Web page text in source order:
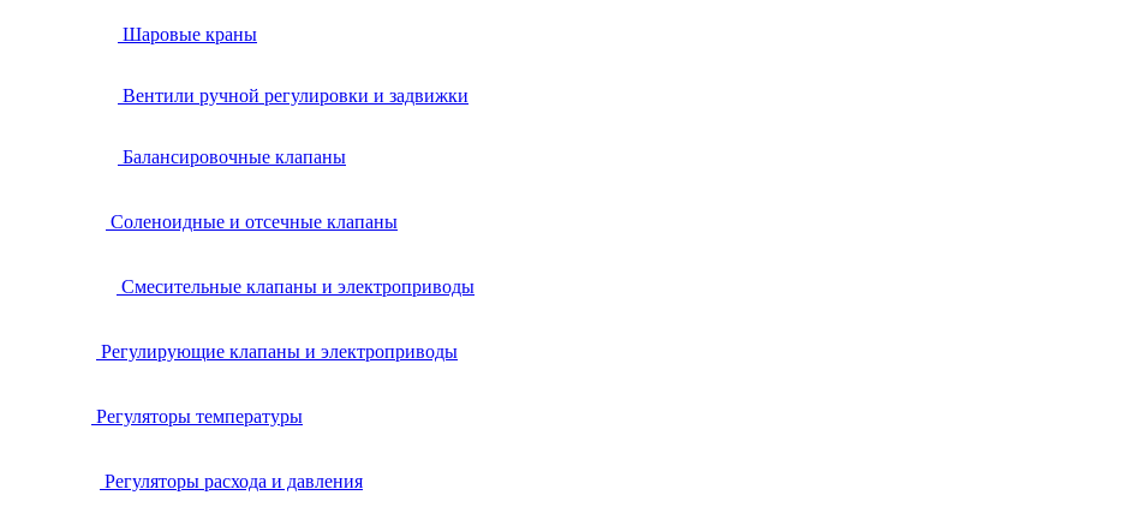
Шаровые краны
Вентили ручной регулировки и задвижки
Балансировочные клапаны
Соленоидные и отсечные клапаны
Смесительные клапаны и электроприводы
Регулирующие клапаны и электроприводы
Регуляторы температуры
Регуляторы расхода и давления